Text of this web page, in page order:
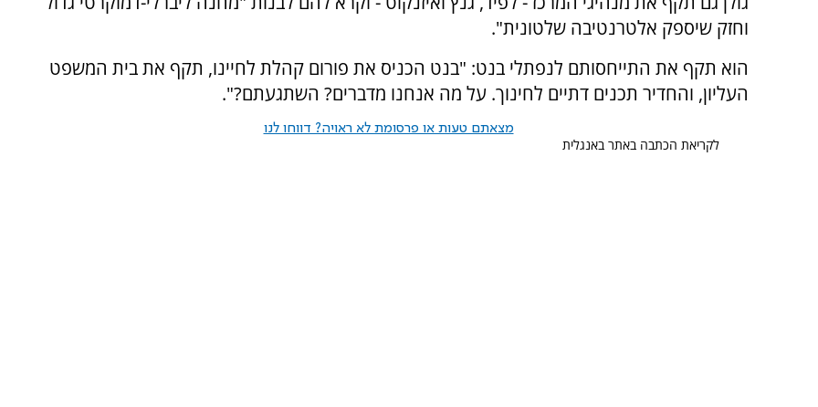
וחזק שיספק אלטרנטיבה שלטונית".
הוא תקף את התייחסותם לנפתלי בנט: "בנט הכניס את פורום קהלת לחיינו, תקף את בית המשפט
העליון, והחדיר תכנים דתיים לחינוך. על מה אנחנו מדברים? השתגעתם?".
מצאתם טעות או פרסומת לא ראויה? דווחו לנו
לקריאת הכתבה באתר באנגלית